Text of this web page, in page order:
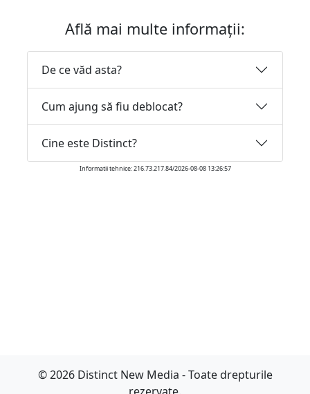
Află mai multe informații:
De ce văd asta?
Cum ajung să fiu deblocat?
Cine este Distinct?
Informatii tehnice: 216.73.217.84/2026-08-08 13:26:57
© 2026 Distinct New Media - Toate drepturile